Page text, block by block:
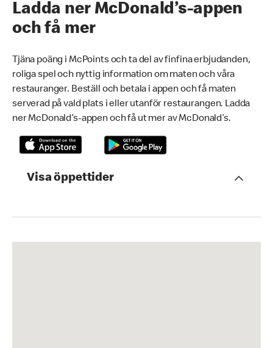
Ladda ner McDonald’s-appen
och få mer
Tjäna poäng i McPoints och ta del av finfina erbjudanden,
roliga spel och nyttig information om maten och våra
restauranger. Beställ och betala i appen och få maten
serverad på vald plats i eller utanför restaurangen. Ladda
ner McDonald’s-appen och få ut mer av McDonald’s.
Visa öppettider